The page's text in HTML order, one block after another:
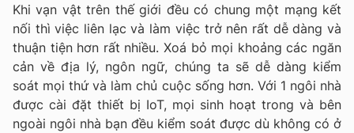
Khi vạn vật trên thế giới đều có chung một mạng kết
nối thì việc liên lạc và làm việc trở nên rất dễ dàng và
thuận tiện hơn rất nhiều. Xoá bỏ mọi khoảng các ngăn
cản về địa lý, ngôn ngữ, chúng ta sẽ dễ dàng kiểm
soát mọi thứ và làm chủ cuộc sống hơn. Với 1 ngôi nhà
được cài đặt thiết bị IoT, mọi sinh hoạt trong và bên
ngoài ngôi nhà bạn đều kiểm soát được dù không có ở